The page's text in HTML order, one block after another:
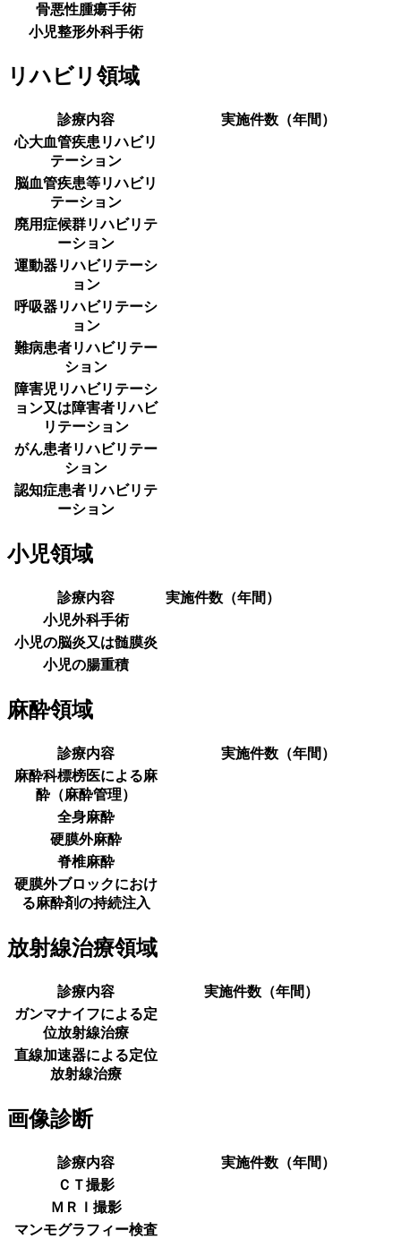
骨悪性腫瘍手術
小児整形外科手術
リハビリ領域
診療内容
実施件数（年間）
心大血管疾患リハビリ
テーション
脳血管疾患等リハビリ
テーション
廃用症候群リハビリテ
ーション
運動器リハビリテーシ
ョン
呼吸器リハビリテーシ
ョン
難病患者リハビリテー
ション
障害児リハビリテーシ
ョン又は障害者リハビ
リテーション
がん患者リハビリテー
ション
認知症患者リハビリテ
ーション
小児領域
診療内容
実施件数（年間）
小児外科手術
小児の脳炎又は髄膜炎
小児の腸重積
麻酔領域
診療内容
実施件数（年間）
麻酔科標榜医による麻
酔（麻酔管理）
全身麻酔
硬膜外麻酔
脊椎麻酔
硬膜外ブロックにおけ
る麻酔剤の持続注入
放射線治療領域
診療内容
実施件数（年間）
ガンマナイフによる定
位放射線治療
直線加速器による定位
放射線治療
画像診断
診療内容
実施件数（年間）
ＣＴ撮影
ＭＲＩ撮影
マンモグラフィー検査